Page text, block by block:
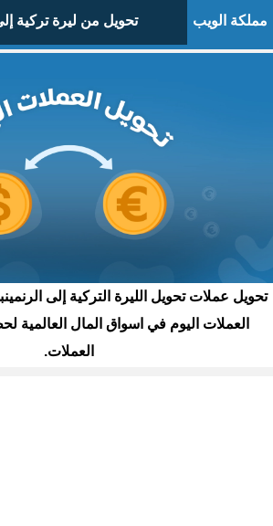
مملكة الويب تحويل من ليرة تركية
تحويل عملات تحويل الليرة التركية إلى
العملات اليوم في اسواق المال
العملات.